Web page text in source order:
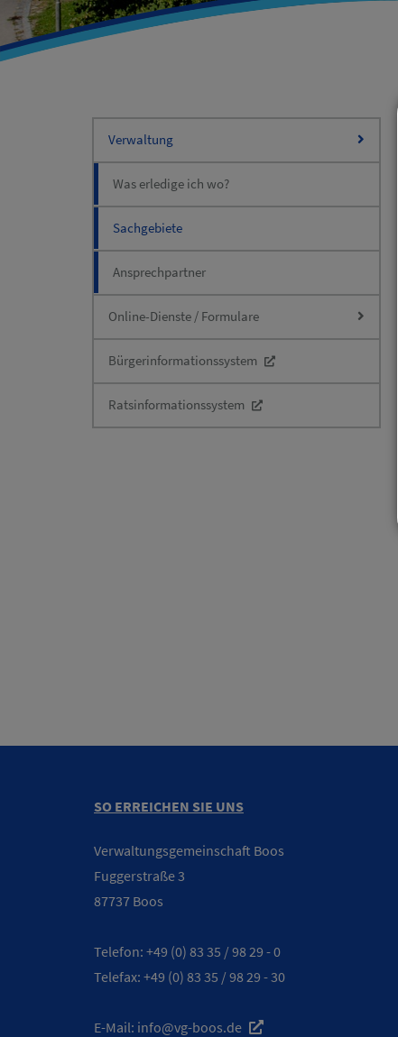
Verwaltung
Was erledige ich wo?
Sachgebiete
Ansprechpartner
Online-Dienste / Formulare
Bürgerinformationssystem
Ratsinformationssystem
SO ERREICHEN SIE UNS
Verwaltungsgemeinschaft Boos
Fuggerstraße 3
87737 Boos
Telefon: +49 (0) 83 35 / 98 29 - 0
Telefax: +49 (0) 83 35 / 98 29 - 30
E-Mail: info@vg-boos.de